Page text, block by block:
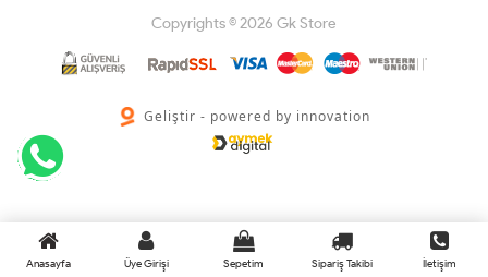
Copyrights © 2026 Gk Store
Geliştir - powered by innovation
Anasayfa Üye Girişi Sepetim Sipariş Takibi İletişim